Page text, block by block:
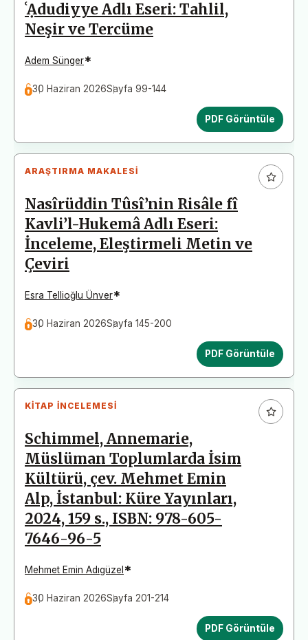
ʿẠdudiyye Adlı Eseri: Tahlil,
Neşir ve Tercüme
Adem Sünger*
30 Haziran 2026Sayfa 99-144
PDF Görüntüle
ARAŞTIRMA MAKALESI
Nasîrüddin Tûsî’nin Risâle fî
Kavli’l-Hukemâ Adlı Eseri:
İnceleme, Eleştirmeli Metin ve
Çeviri
Esra Tellioğlu Ünver*
30 Haziran 2026Sayfa 145-200
PDF Görüntüle
KITAP İNCELEMESI
Schimmel, Annemarie,
Müslüman Toplumlarda İsim
Kültürü, çev. Mehmet Emin
Alp, İstanbul: Küre Yayınları,
2024, 159 s., ISBN: 978-605-
7646-96-5
Mehmet Emin Adıgüzel *
30 Haziran 2026Sayfa 201-214
PDF Görüntüle